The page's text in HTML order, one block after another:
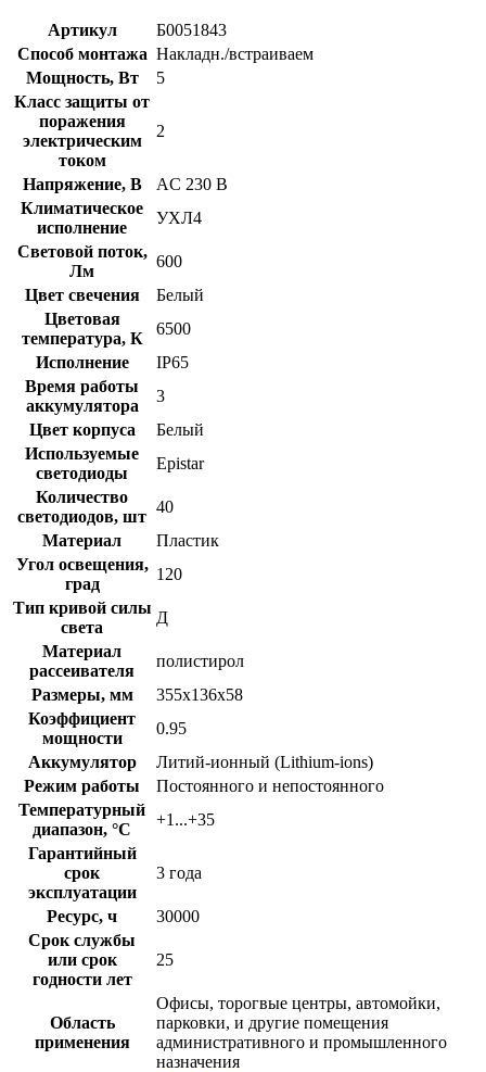
Артикул
Б0051843
Способ монтажа Накладн./встраиваем
Мощность, Вт
5
Класс защиты от
поражения
электрическим
током
2
Напряжение, В
AC 230 В
Климатическое
исполнение
УХЛ4
Световой поток,
Лм
600
Цвет свечения
Белый
Цветовая
температура, К
6500
Исполнение
IP65
Время работы
аккумулятора
3
Цвет корпуса
Белый
Используемые
светодиоды
Epistar
Количество
светодиодов, шт
40
Материал
Пластик
Угол освещения,
град
120
Тип кривой силы
света
Д
Материал
рассеивателя
полистирол
Размеры, мм
355х136х58
Коэффициент
мощности
0.95
Аккумулятор
Литий-ионный (Lithium-ions)
Режим работы
Постоянного и непостоянного
Температурный
диапазон, °C
+1...+35
Гарантийный
срок
эксплуатации
3 года
Ресурс, ч
30000
Срок службы
или срок
годности лет
25
Область
применения
Офисы, торогвые центры, автомойки,
парковки, и другие помещения
административного и промышленного
назначения